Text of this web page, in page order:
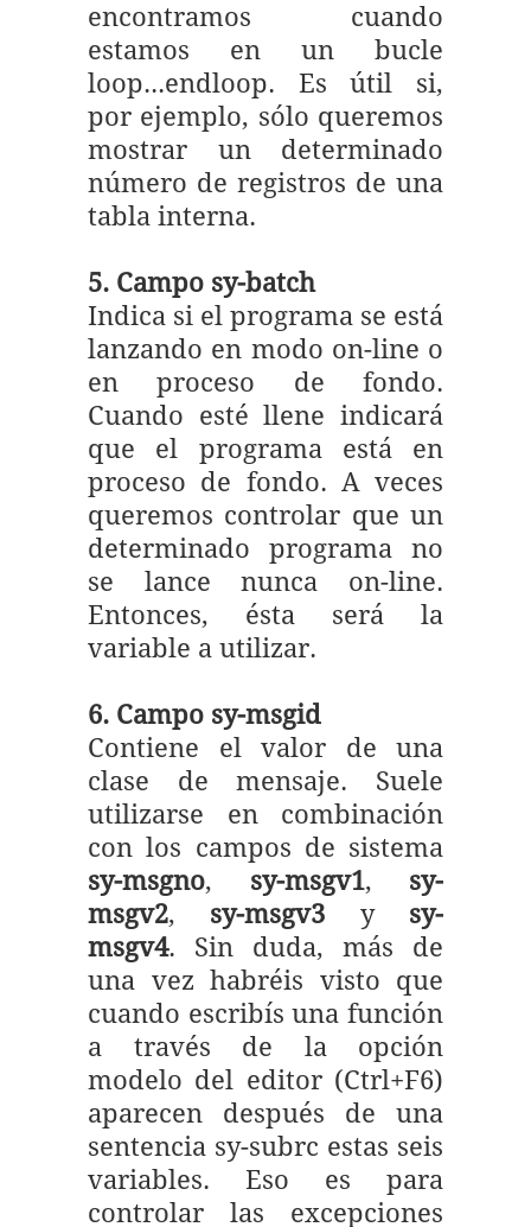
encontramos cuando
estamos en un bucle
loop...endloop. Es útil si,
por ejemplo, sólo queremos
mostrar un determinado
número de registros de una
tabla interna.
5. Campo sy-batch
Indica si el programa se está
lanzando en modo on-line o
en proceso de fondo.
Cuando esté llene indicará
que el programa está en
proceso de fondo. A veces
queremos controlar que un
determinado programa no
se lance nunca on-line.
Entonces, ésta será la
variable a utilizar.
6. Campo sy-msgid
Contiene el valor de una
clase de mensaje. Suele
utilizarse en combinación
con los campos de sistema
sy-msgno, sy-msgv1, sy-
msgv2, sy-msgv3 y sy-
msgv4. Sin duda, más de
una vez habréis visto que
cuando escribís una función
a través de la opción
modelo del editor (Ctrl+F6)
aparecen después de una
sentencia sy-subrc estas seis
variables. Eso es para
controlar las excepciones